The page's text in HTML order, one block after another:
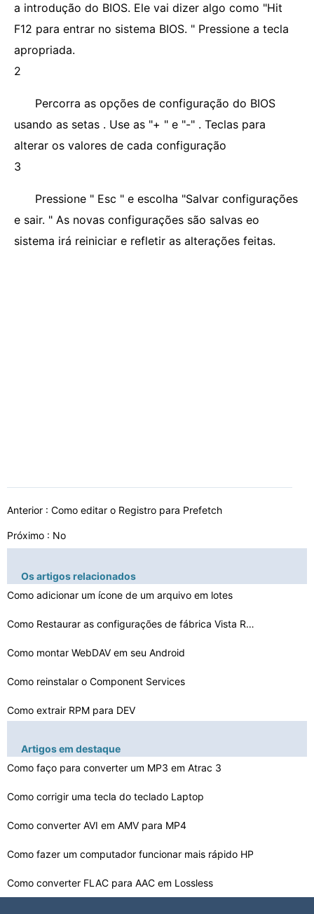
a introdução do BIOS. Ele vai dizer algo como "Hit
F12 para entrar no sistema BIOS. " Pressione a tecla
apropriada.
2
Percorra as opções de configuração do BIOS
usando as setas . Use as "+ " e "-" . Teclas para
alterar os valores de cada configuração
3
Pressione " Esc " e escolha "Salvar configurações
e sair. " As novas configurações são salvas eo
sistema irá reiniciar e refletir as alterações feitas.
Anterior : Como editar o Registro para Prefetch
Próximo : No
Os artigos relacionados
Como adicionar um ícone de um arquivo em lotes
Como Restaurar as configurações de fábrica Vista Rec…
Como montar WebDAV em seu Android
Como reinstalar o Component Services
Como extrair RPM para DEV
FeedBurner não exibe corretamente no IE
Como remover o Vundo BR
Como excluir um programa que mantém Popping Up
Como recuperar uma partição HFS
Artigos em destaque
Como faço para converter um MP3 em Atrac 3
Como corrigir uma tecla do teclado Laptop
Como converter AVI em AMV para MP4
Como fazer um computador funcionar mais rápido HP
Como converter FLAC para AAC em Lossless